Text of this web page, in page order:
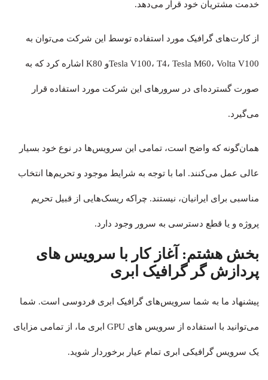
خدمت مشتریان خود قرار می‌دهد.
از کارت‎‌های گرافیک مورد استفاده توسط این شرکت می‌توان به
Tesla V100، T4، Tesla M60، Volta V100و K80 اشاره کرد که به
صورت گسترده‌ای در سرورهای این شرکت مورد استفاده قرار
می‌گیرد.
همان‌گونه که واضح است، تمامی این سرویس‌ها در نوع خود بسیار
عالی عمل می‌کنند. اما با توجه به شرایط موجود و تحریم‌ها انتخاب
مناسبی برای ایرانیان، نیستند. چراکه ریسک‌هایی از قبیل تحریم
پروژه و یا قطع دسترسی به سرور وجود دارد.
بخش هشتم: آغاز کار با سرویس های
پردازش گر گرافیک ابری
پیشنهاد ما به شما سرویس‌های گرافیک ابری فردوسی است. شما
می‌توانید با استفاده از سرویس های GPU ابری ما، از تمامی مزایای
یک سرویس گرافیکی ابری تمام عیار برخوردار شوید.